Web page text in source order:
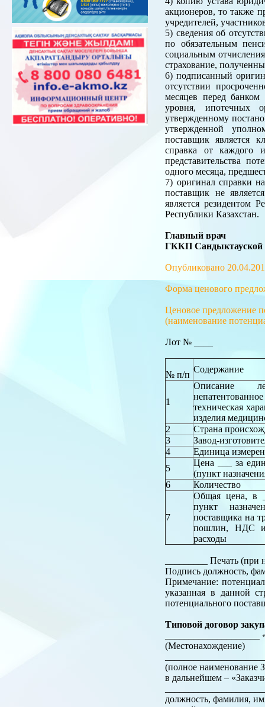
акционеров, то также
учредителей,
5) сведения об
по обязательным
социальным
страхование,
6) подписанный
отсутствии
месяцев перед банком
уровня, ипотечных
утвержденному
утвержденной
поставщик является
справка от каждого
представительства
одного месяца,
7) оригинал справки
поставщик не
является резидентом
Республики Казахстан.
Главный врач
ГККП
Опубликовано
Форма ценового
Ценовое предложение
(наименование
Лот № ____
№ п/п
Содержание
1
Описание
техническая
изделия
2
Страна
3
Завод-
4
Единица
5
Цена ___ за
(пункт
6
Количество
7
Общая цена, в
пункт
поставщика на
пошлин, НДС и
расходы
_________ Печать
Подпись должность,
Примечание:
указанная в данной
потенциального
Типовой договор
(Местонахождение)
(полное наименование
в дальнейшем –
должность, фамилия,